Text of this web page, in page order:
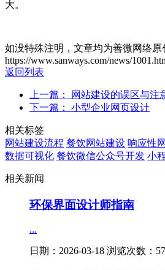
大。
如没特殊注明，文章均为善微网络原
https://www.sanways.com/news/
返回列表
上一篇： 网站建设的误区与注
下一篇： 小型企业网页设计
相关标签
网站建设流程 餐饮网站建设 响应性
数据可视化 餐饮微信公众号开发 小
相关新闻
环保界面设计师指南
...
日期：2026-03-18 浏览次数：